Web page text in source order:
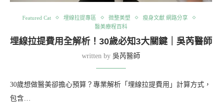
Featured Cat 埋線拉提專區 微整美塑
瘦身文獻 網路分享
醫美療程百科
埋線拉提費用全解析！30歲必知3大關鍵｜吳芮醫師
written by 吳芮醫師
30歲想做醫美卻擔心預算？專業解析「埋線拉提費用」計算方式，
包含…